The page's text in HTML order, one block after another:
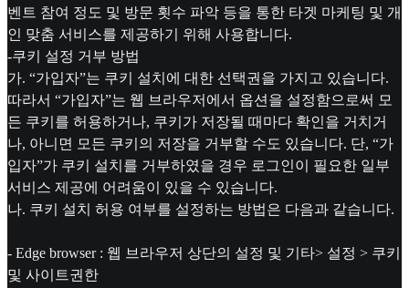
벤트 참여 정도 및 방문 횟수 파악 등을 통한 타겟 마케팅 및 개
인 맞춤 서비스를 제공하기 위해 사용합니다.
-쿠키 설정 거부 방법
가. “가입자”는 쿠키 설치에 대한 선택권을 가지고 있습니다.
따라서 “가입자”는 웹 브라우저에서 옵션을 설정함으로써 모
든 쿠키를 허용하거나, 쿠키가 저장될 때마다 확인을 거치거
나, 아니면 모든 쿠키의 저장을 거부할 수도 있습니다. 단, “가
입자”가 쿠키 설치를 거부하였을 경우 로그인이 필요한 일부
서비스 제공에 어려움이 있을 수 있습니다.
나. 쿠키 설치 허용 여부를 설정하는 방법은 다음과 같습니다.
- Edge browser : 웹 브라우저 상단의 설정 및 기타> 설정 > 쿠키
및 사이트권한